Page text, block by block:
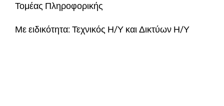
Τομέας Πληροφορικής
Με ειδικότητα: Τεχνικός Η/Υ και Δικτύων Η/Υ